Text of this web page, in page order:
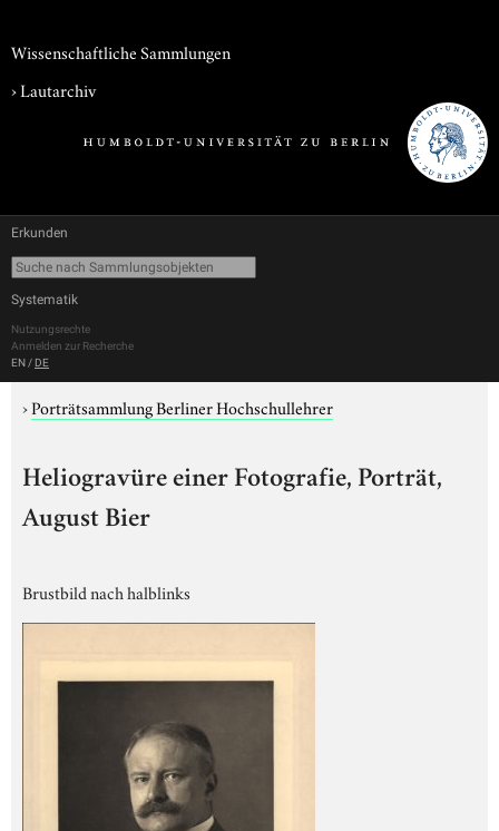
Wissenschaftliche Sammlungen
›Lautarchiv
Erkunden
Systematik
Nutzungsrechte
Anmelden zur Recherche
EN / DE
›Porträtsammlung Berliner Hochschullehrer
Heliogravüre einer Fotografie, Porträt,
August Bier
Brustbild nach halblinks